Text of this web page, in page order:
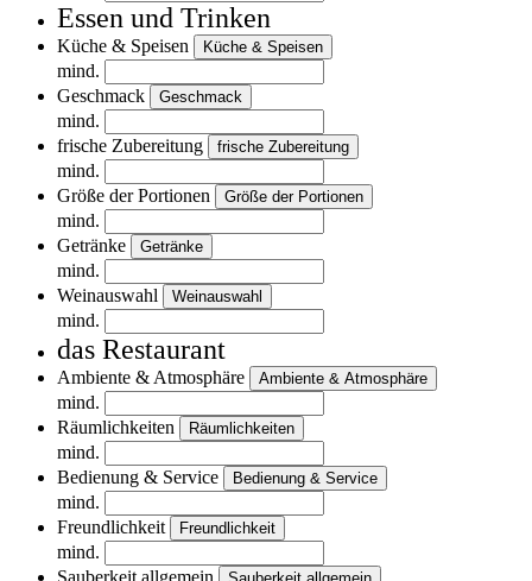
Essen und Trinken
Küche & Speisen Küche & Speisen
mind.
Geschmack
Geschmack
mind.
frische Zubereitung
frische Zubereitung
mind.
Größe der Portionen
Größe der Portionen
mind.
Getränke
Getränke
mind.
Weinauswahl
Weinauswahl
mind.
das Restaurant
Ambiente & Atmosphäre Ambiente & Atmosphäre
mind.
Räumlichkeiten
Räumlichkeiten
mind.
Bedienung & Service
Bedienung & Service
mind.
Freundlichkeit
Freundlichkeit
mind.
Sauberkeit allgemein